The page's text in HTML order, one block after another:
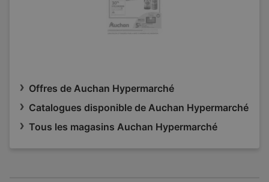
Offres de Auchan Hypermarché
Catalogues disponible de Auchan Hypermarché
Tous les magasins Auchan Hypermarché